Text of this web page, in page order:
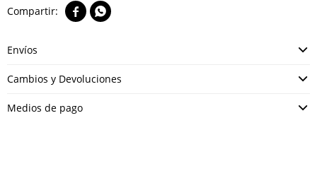
 
Envíos
Cambios y Devoluciones
Medios de pago